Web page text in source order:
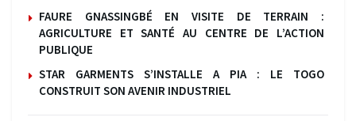
FAURE GNASSINGBÉ EN VISITE DE TERRAIN :
AGRICULTURE ET SANTÉ AU CENTRE DE L’ACTION
PUBLIQUE
STAR GARMENTS S’INSTALLE A PIA : LE TOGO
CONSTRUIT SON AVENIR INDUSTRIEL